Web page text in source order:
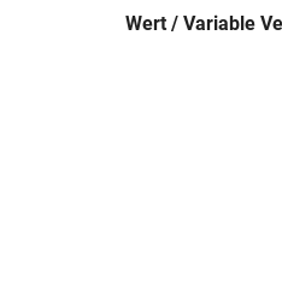
Wert / Variable